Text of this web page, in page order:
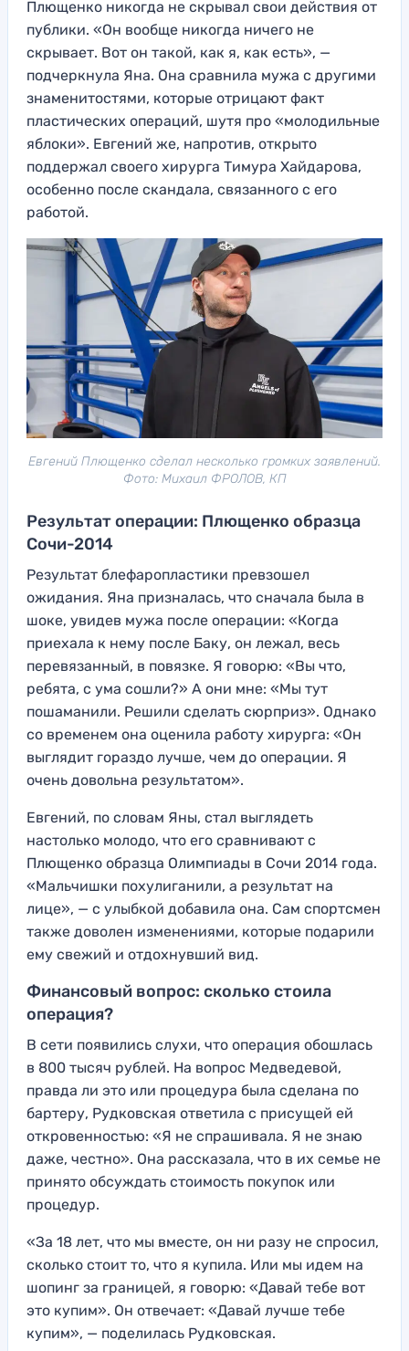
Плющенко никогда не скрывал свои действия от
публики. «Он вообще никогда ничего не
скрывает. Вот он такой, как я, как есть», —
подчеркнула Яна. Она сравнила мужа с другими
знаменитостями, которые отрицают факт
пластических операций, шутя про «молодильные
яблоки». Евгений же, напротив, открыто
поддержал своего хирурга Тимура Хайдарова,
особенно после скандала, связанного с его
работой.
Евгений Плющенко сделал несколько громких заявлений.
Фото: Михаил ФРОЛОВ, КП
Результат операции: Плющенко образца
Сочи-2014
Результат блефаропластики превзошел
ожидания. Яна призналась, что сначала была в
шоке, увидев мужа после операции: «Когда
приехала к нему после Баку, он лежал, весь
перевязанный, в повязке. Я говорю: «Вы что,
ребята, с ума сошли?» А они мне: «Мы тут
пошаманили. Решили сделать сюрприз». Однако
со временем она оценила работу хирурга: «Он
выглядит гораздо лучше, чем до операции. Я
очень довольна результатом».
Евгений, по словам Яны, стал выглядеть
настолько молодо, что его сравнивают с
Плющенко образца Олимпиады в Сочи 2014 года.
«Мальчишки похулиганили, а результат на
лице», — с улыбкой добавила она. Сам спортсмен
также доволен изменениями, которые подарили
ему свежий и отдохнувший вид.
Финансовый вопрос: сколько стоила
операция?
В сети появились слухи, что операция обошлась
в 800 тысяч рублей. На вопрос Медведевой,
правда ли это или процедура была сделана по
бартеру, Рудковская ответила с присущей ей
откровенностью: «Я не спрашивала. Я не знаю
даже, честно». Она рассказала, что в их семье не
принято обсуждать стоимость покупок или
процедур.
«За 18 лет, что мы вместе, он ни разу не спросил,
сколько стоит то, что я купила. Или мы идем на
шопинг за границей, я говорю: «Давай тебе вот
это купим». Он отвечает: «Давай лучше тебе
купим», — поделилась Рудковская.